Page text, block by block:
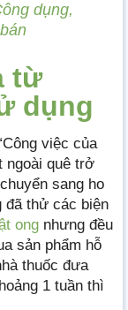
dụng,
từ
dụng
việc của
ngoài quê trở
sang ho
đã thử các biện
ong nhưng đều
sản phẩm hỗ
thuốc đưa
1 tuần thì